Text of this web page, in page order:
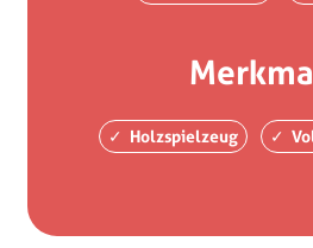
Holzspielzeug